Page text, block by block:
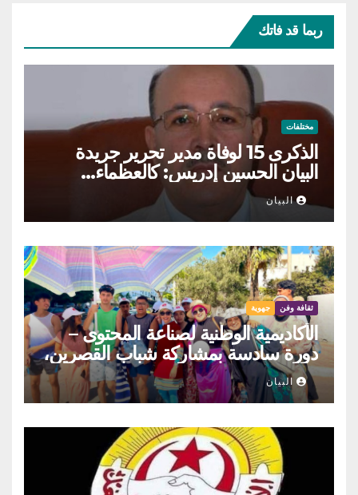
ربما قد فاتك
مختلفات
الذكرى 15 لوفاة مدير تحرير جريدة
البيان الحسين إدريس: كالعظماء…
عاش شامخا ورحل واقفا
البيان
ثقافة وفن جهوية
الأكاديمية الوطنية لصناعة المحتوى –
دورة سادسة بمشاركة شباب القصرين،
المنستير والمهدية
البيان